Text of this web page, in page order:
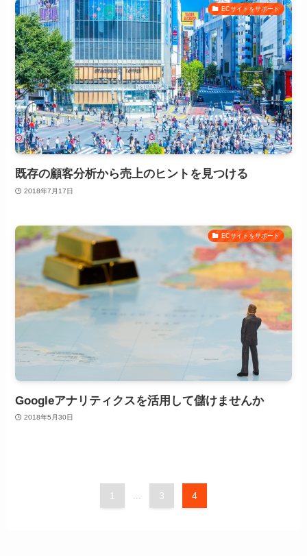
ECサイトをサポート
既存の顧客分析から売上のヒントを見つける
2018年7月17日
ECサイトをサポート
Googleアナリティクスを活用して儲けませんか
2018年5月30日
1 3 4